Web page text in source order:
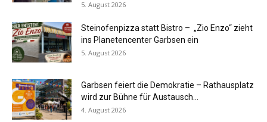
5. August 2026
Steinofenpizza statt Bistro – „Zio Enzo“ zieht
ins Planetencenter Garbsen ein
5. August 2026
Garbsen feiert die Demokratie – Rathausplatz
wird zur Bühne für Austausch...
4. August 2026